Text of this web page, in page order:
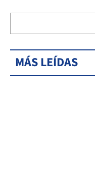
MÁS LEÍDAS